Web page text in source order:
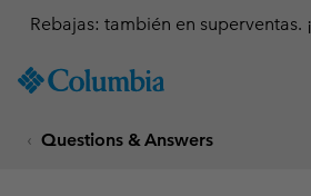
TO
SKIP
Rebajas: también en superventas.
Questions & Answers